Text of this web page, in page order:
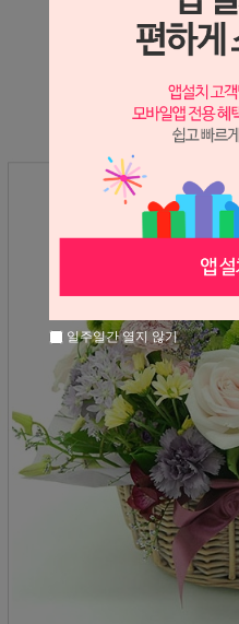
상세정
일주일간 열지 않기